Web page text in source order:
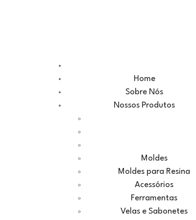
Home
Sobre Nós
Nossos Produtos
Moldes
Moldes para Resina
Acessórios
Ferramentas
Velas e Sabonetes